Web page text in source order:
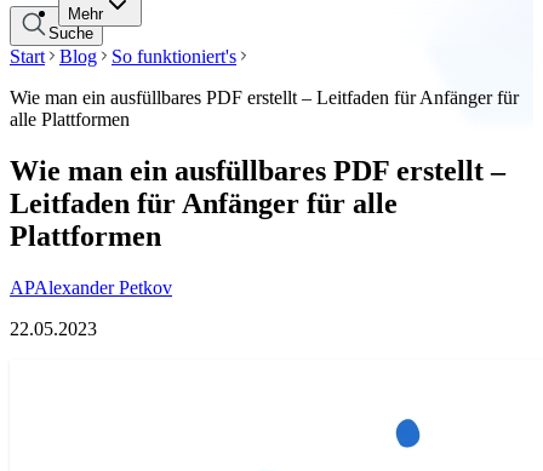
Mehr
Suche
Start Blog
So funktioniert's
Wie man ein ausfüllbares PDF erstellt – Leitfaden für Anfänger für
alle Plattformen
Wie man ein ausfüllbares PDF erstellt –
Leitfaden für Anfänger für alle
Plattformen
APAlexander Petkov
22.05.2023